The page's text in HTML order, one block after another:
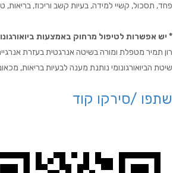
פחד, תסכול, קשיי למידה, בעיות קשב וריכוז, בריאות,
* יש אפשרות לטיפול מרחוק באמצעות
רון תמיר מטפלת ומורה בשיטה אנרגטית בעזרת אנרגיית
שיטת הביואורגונומי נותנת מענה לבעיות בריאות,
שתפו /סירקו קוד